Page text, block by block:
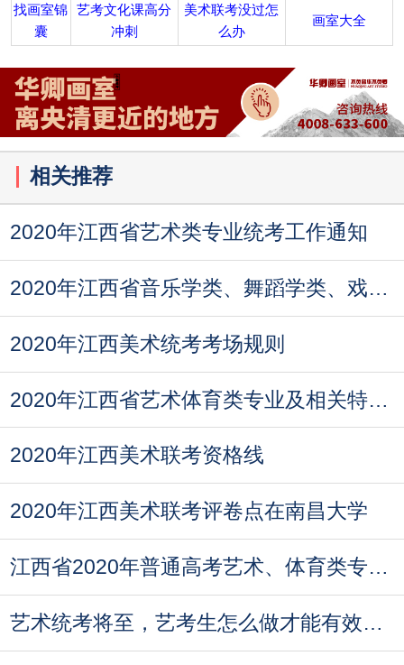
找画室锦
囊
艺考文化课高分
冲刺
美术联考没过怎
么办
画室大全
相关推荐
2020年江西省艺术类专业统考工作通知
2020年江西省音乐学类、舞蹈学类、戏剧与影视学类
2020年江西美术统考考场规则
2020年江西省艺术体育类专业及相关特殊类型招生报
2020年江西美术联考资格线
2020年江西美术联考评卷点在南昌大学
江西省2020年普通高考艺术、体育类专业及相关特殊
艺术统考将至，艺考生怎么做才能有效提分？